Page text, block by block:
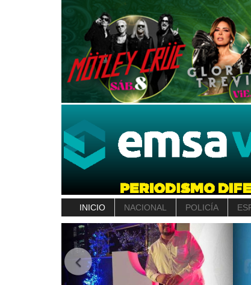
INICIO NACIONAL POLICÍA